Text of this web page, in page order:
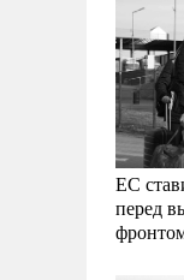
ЕС
перед